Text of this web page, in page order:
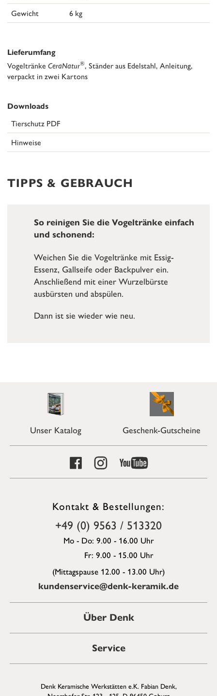
Gewicht
6 kg
Lieferumfang
Vogeltränke CeraNatur®, Ständer aus Edelstahl, Anleitung,
verpackt in zwei Kartons
Downloads
Tierschutz PDF
Hinweise
TIPPS & GEBRAUCH
So reinigen Sie die Vogeltränke einfach
und schonend:
Weichen Sie die Vogeltränke mit Essig-
Essenz, Gallseife oder Backpulver ein.
Anschließend mit einer Wurzelbürste
ausbürsten und abspülen.
Dann ist sie wieder wie neu.
Unser Katalog Geschenk-Gutscheine
Kontakt & Bestellungen:
+49 (0) 9563 / 513320
Mo - Do: 9.00 - 16.00 Uhr
Fr: 9.00 - 15.00 Uhr
(Mittagspause 12.00 - 13.00 Uhr)
kundenservice@denk-keramik.de
Über Denk
Service
Denk Keramische Werkstätten e.K. Fabian Denk,